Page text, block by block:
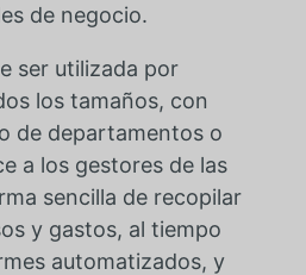
de negocio.
ser utilizada por
los tamaños, con
de departamentos o
a los gestores de las
sencilla de recopilar
y gastos, al tiempo
automatizados, y